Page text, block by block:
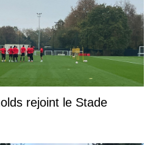
rejoint le Stade